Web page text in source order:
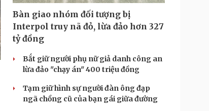
Bàn giao nhóm đối tượng bị
Interpol truy nã đỏ, lừa đảo hơn 327
tỷ đồng
Bắt giữ người phụ nữ giả danh công an
lừa đảo "chạy án" 400 triệu đồng
Tạm giữ hình sự người đàn ông đạp
ngã chồng cũ của bạn gái giữa đường